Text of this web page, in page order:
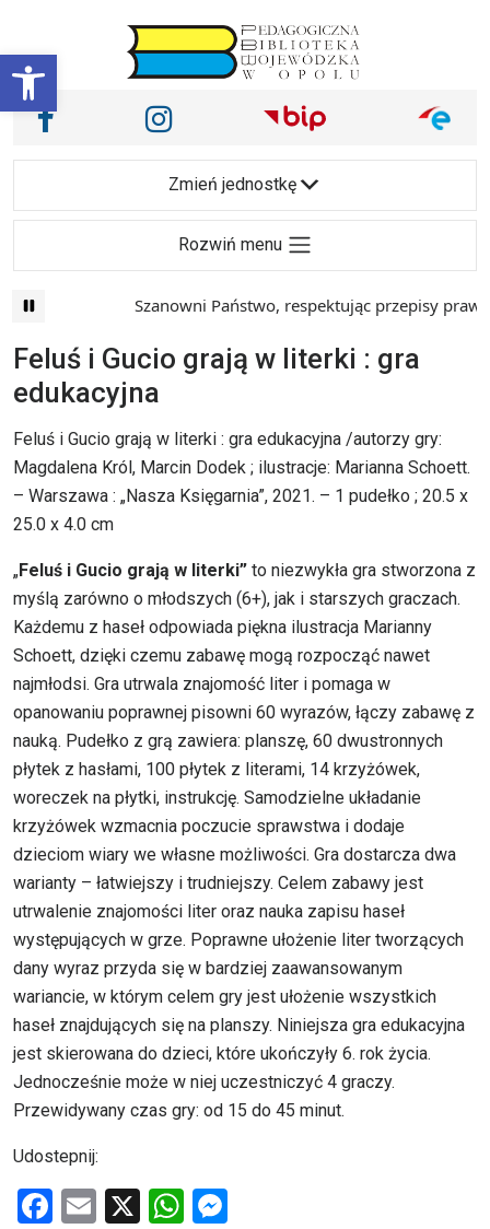
Otwórz pasek narzędzi
Main Navigation
Nasze media społecznościowe i inne
Facebook Instagram
Zmień jednostkę
Rozwiń menu
Szanowni Państwo, respektując przepisy prawa
Feluś i Gucio grają w literki : gra
edukacyjna
Feluś i Gucio grają w literki : gra edukacyjna /autorzy gry:
Magdalena Król, Marcin Dodek ; ilustracje: Marianna Schoett.
– Warszawa : „Nasza Księgarnia”, 2021. – 1 pudełko ; 20.5 x
25.0 x 4.0 cm
„Feluś i Gucio grają w literki” to niezwykła gra stworzona z
myślą zarówno o młodszych (6+), jak i starszych graczach.
Każdemu z haseł odpowiada piękna ilustracja Marianny
Schoett, dzięki czemu zabawę mogą rozpocząć nawet
najmłodsi. Gra utrwala znajomość liter i pomaga w
opanowaniu poprawnej pisowni 60 wyrazów, łączy zabawę z
nauką. Pudełko z grą zawiera: planszę, 60 dwustronnych
płytek z hasłami, 100 płytek z literami, 14 krzyżówek,
woreczek na płytki, instrukcję. Samodzielne układanie
krzyżówek wzmacnia poczucie sprawstwa i dodaje
dzieciom wiary we własne możliwości. Gra dostarcza dwa
warianty – łatwiejszy i trudniejszy. Celem zabawy jest
utrwalenie znajomości liter oraz nauka zapisu haseł
występujących w grze. Poprawne ułożenie liter tworzących
dany wyraz przyda się w bardziej zaawansowanym
wariancie, w którym celem gry jest ułożenie wszystkich
haseł znajdujących się na planszy. Niniejsza gra edukacyjna
jest skierowana do dzieci, które ukończyły 6. rok życia.
Jednocześnie może w niej uczestniczyć 4 graczy.
Przewidywany czas gry: od 15 do 45 minut.
Udostepnij:
F
E
X
W